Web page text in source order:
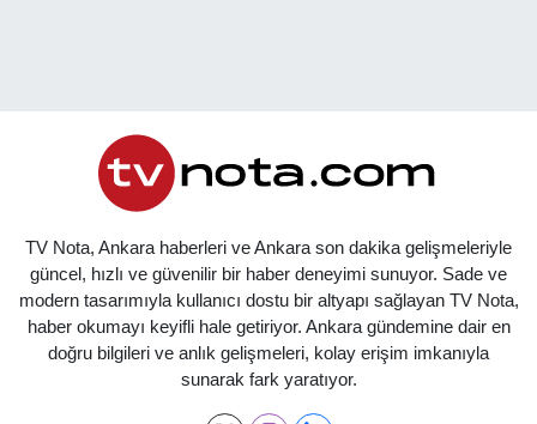
TV Nota, Ankara haberleri ve Ankara son dakika gelişmeleriyle
güncel, hızlı ve güvenilir bir haber deneyimi sunuyor. Sade ve
modern tasarımıyla kullanıcı dostu bir altyapı sağlayan TV Nota,
haber okumayı keyifli hale getiriyor. Ankara gündemine dair en
doğru bilgileri ve anlık gelişmeleri, kolay erişim imkanıyla
sunarak fark yaratıyor.